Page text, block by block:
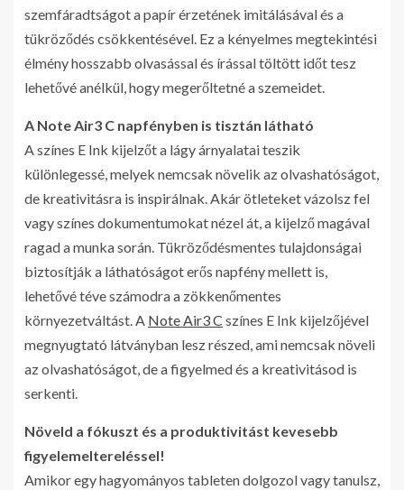
szemfáradtságot a papír érzetének imitálásával és a
tükröződés csökkentésével. Ez a kényelmes megtekintési
élmény hosszabb olvasással és írással töltött időt tesz
lehetővé anélkül, hogy megerőltetné a szemeidet.
A Note Air3 C napfényben is tisztán látható
A színes E Ink kijelzőt a lágy árnyalatai teszik
különlegessé, melyek nemcsak növelik az olvashatóságot,
de kreativitásra is inspirálnak. Akár ötleteket vázolsz fel
vagy színes dokumentumokat nézel át, a kijelző magával
ragad a munka során. Tükröződésmentes tulajdonságai
biztosítják a láthatóságot erős napfény mellett is,
lehetővé téve számodra a zökkenőmentes
környezetváltást. A Note Air3 C színes E Ink kijelzőjével
megnyugtató látványban lesz részed, ami nemcsak növeli
az olvashatóságot, de a figyelmed és a kreativitásod is
serkenti.
Növeld a fókuszt és a produktivitást kevesebb
figyelemeltereléssel!
Amikor egy hagyományos tableten dolgozol vagy tanulsz,